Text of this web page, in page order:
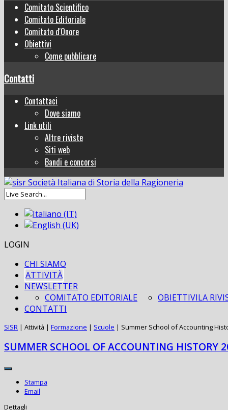
Comitato Scientifico
Comitato Editoriale
Comitato d'Onore
Obiettivi
Come pubblicare
Contatti
Contattaci
Dove siamo
Link utili
Altre riviste
Siti web
Bandi e concorsi
LOGIN
CHI SIAMO
ATTIVITÀ
NEWSLETTER
LA
COMITATO EDITORIALE
OBIETTIVI
CONTATTI
SISR | Attività | Formazione | Scuole | Summer School of Accounting
SUMMER SCHOOL OF ACCOUNTING HISTORY
Stampa
Email
Dettagli